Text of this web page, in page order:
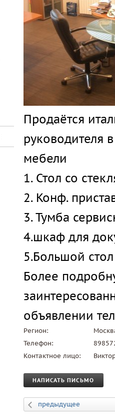
Продаётся
руководителя
мебели
1. Стол со
2. Конф.
3. Тумба
4.шкаф для
5.Большой
Более
объявлении
Регион:
Телефон:
Контактное лицо:
НАПИСАТЬ ПИСЬМО
предыдущее